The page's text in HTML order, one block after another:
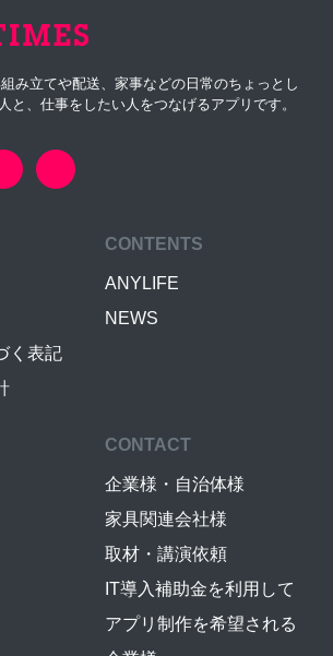
み立てや配送、家事などの日常のちょっとし
と、仕事をしたい人をつなげるアプリです。
く表記
CONTENTS
ANYLIFE
NEWS
CONTACT
企業様・自治体様
家具関連会社様
取材・講演依頼
IT導入補助金を利用して
アプリ制作を希望される